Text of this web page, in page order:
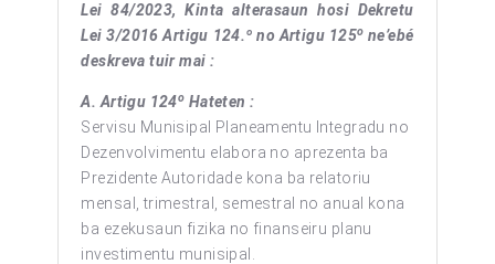
Lei 84/2023, Kinta alterasaun hosi Dekretu
Lei 3/2016 Artigu 124.º no Artigu 125o ne’ebé
deskreva tuir mai :
A. Artigu 124o Hateten :
Servisu Munisipal Planeamentu Integradu no
Dezenvolvimentu elabora no aprezenta ba
Prezidente Autoridade kona ba relatoriu
mensal, trimestral, semestral no anual kona
ba ezekusaun fizika no finanseiru planu
investimentu munisipal.